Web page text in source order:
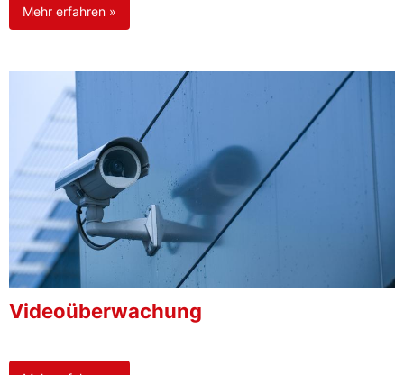
Mehr erfahren »
Videoüberwachung